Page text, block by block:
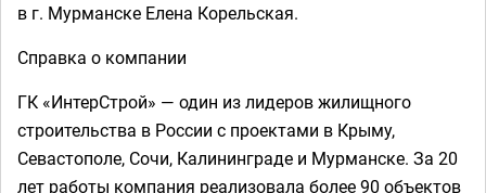
в г. Мурманске Елена Корельская.
Справка о компании
ГК «ИнтерСтрой» — один из лидеров жилищного
строительства в России с проектами в Крыму,
Севастополе, Сочи, Калининграде и Мурманске. За 20
лет работы компания реализовала более 90 объектов